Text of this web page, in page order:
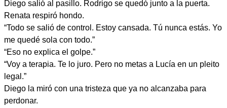
Diego salió al pasillo. Rodrigo se quedó junto a la puerta.
Renata respiró hondo.
“Todo se salió de control. Estoy cansada. Tú nunca estás. Yo
me quedé sola con todo.”
“Eso no explica el golpe.”
“Voy a terapia. Te lo juro. Pero no metas a Lucía en un pleito
legal.”
Diego la miró con una tristeza que ya no alcanzaba para
perdonar.